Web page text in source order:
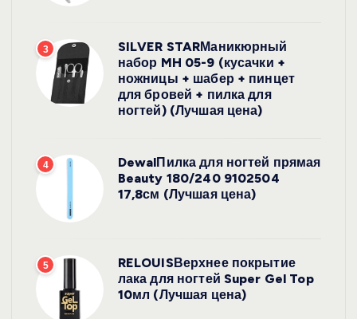
3
SILVER STARМаникюрный
набор MH 05-9 (кусачки +
ножницы + шабер + пинцет
для бровей + пилка для
ногтей) (Лучшая цена)
4
DewalПилка для ногтей прямая
Beauty 180/240 9102504
17,8см (Лучшая цена)
5
RELOUISВерхнее покрытие
лака для ногтей Super Gel Top
10мл (Лучшая цена)